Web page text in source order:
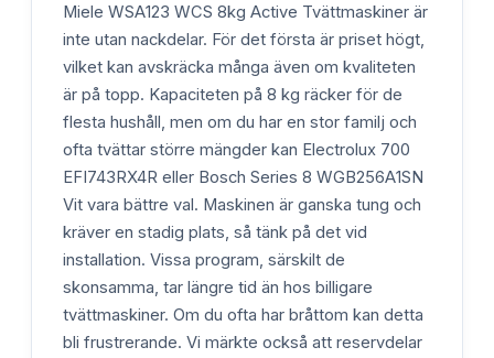
Miele WSA123 WCS 8kg Active Tvättmaskiner är
inte utan nackdelar. För det första är priset högt,
vilket kan avskräcka många även om kvaliteten
är på topp. Kapaciteten på 8 kg räcker för de
flesta hushåll, men om du har en stor familj och
ofta tvättar större mängder kan Electrolux 700
EFI743RX4R eller Bosch Series 8 WGB256A1SN
Vit vara bättre val. Maskinen är ganska tung och
kräver en stadig plats, så tänk på det vid
installation. Vissa program, särskilt de
skonsamma, tar längre tid än hos billigare
tvättmaskiner. Om du ofta har bråttom kan detta
bli frustrerande. Vi märkte också att reservdelar